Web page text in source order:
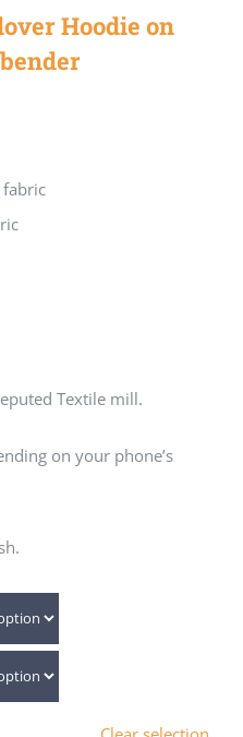
Hoodie on
fabric
Textile mill.
on your phone’s